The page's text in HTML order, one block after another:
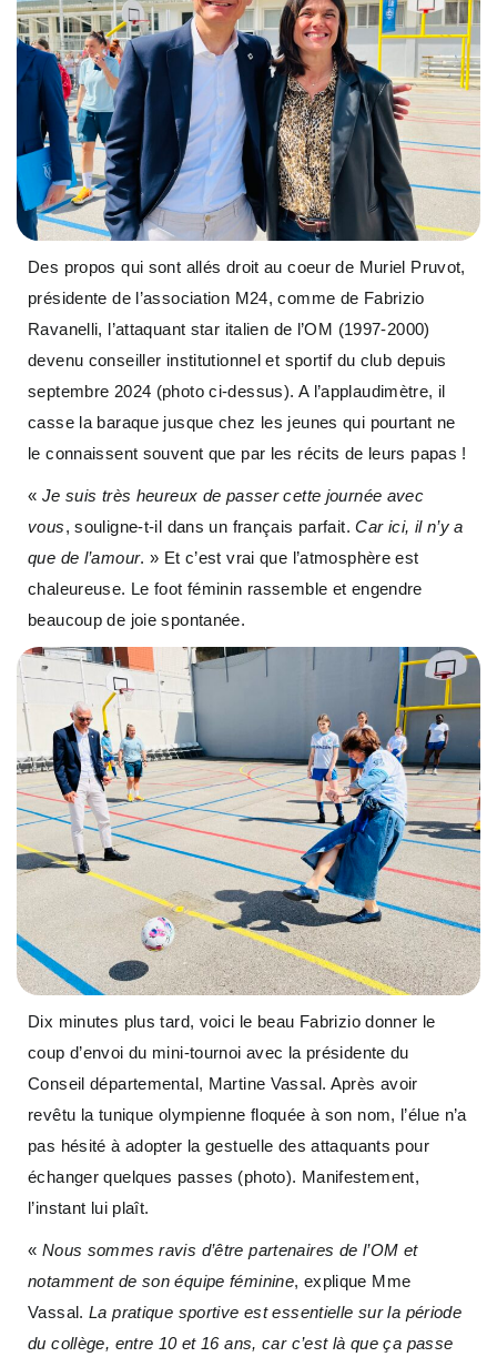
Des propos qui sont allés droit au coeur de Muriel Pruvot,
présidente de l’association M24, comme de Fabrizio
Ravanelli, l’attaquant star italien de l’OM (1997-2000)
devenu conseiller institutionnel et sportif du club depuis
septembre 2024 (photo ci-dessus). A l’applaudimètre, il
casse la baraque jusque chez les jeunes qui pourtant ne
le connaissent souvent que par les récits de leurs papas !
« Je suis très heureux de passer cette journée avec
vous, souligne-t-il dans un français parfait.Car ici, il n’y a
que de l’amour. » Et c’est vrai que l’atmosphère est
chaleureuse. Le foot féminin rassemble et engendre
beaucoup de joie spontanée.
Dix minutes plus tard, voici le beau Fabrizio donner le
coup d’envoi du mini-tournoi avec la présidente du
Conseil départemental, Martine Vassal. Après avoir
revêtu la tunique olympienne floquée à son nom, l’élue n’a
pas hésité à adopter la gestuelle des attaquants pour
échanger quelques passes (photo). Manifestement,
l’instant lui plaît.
« Nous sommes ravis d’être partenaires de l’OM et
notamment de son équipe féminine, explique Mme
Vassal. La pratique sportive est essentielle sur la période
du collège, entre 10 et 16 ans, car c’est là que ça passe